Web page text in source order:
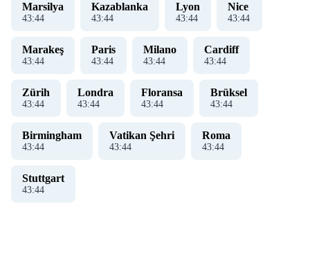
Marsilya
43:45
Kazablanka
43:45
Lyon
43:45
Nice
43:45
Marakeş
43:45
Paris
43:45
Milano
43:45
Cardiff
43:45
Zürih
43:45
Londra
43:45
Floransa
43:45
Brüksel
43:45
Birmingham
43:45
Vatikan Şehri
43:45
Roma
43:45
Stuttgart
43:45